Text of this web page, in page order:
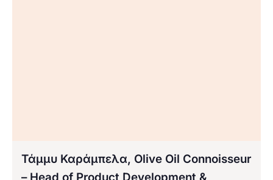
Τάμμυ Καράμπελα, Olive Oil Connoisseur